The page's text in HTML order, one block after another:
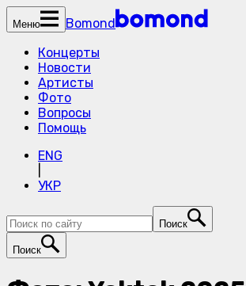
Меню
Bomond
Концерты
Новости
Артисты
Фото
Вопросы
Помощь
ENG
УКР
Поиск
Поиск